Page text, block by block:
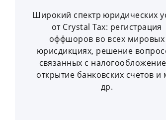
Широкий спектр юридических
от Crystal Tax: регистрация
оффшоров во всех мировых
юрисдикциях, решение
связанных с
открытие банковских счетов и
др.